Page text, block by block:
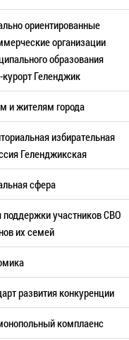
конкуренции
комплаенс
ориентированные
организации
образования
курорт Геленджик
и жителям города
избирательная
Геленджикcкая
сфера
участников СВО
их семей
развития конкуренции
комплаенс